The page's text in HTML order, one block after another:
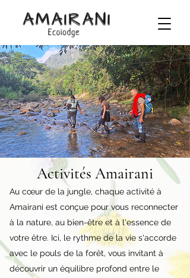
Activités Amairani
Au cœur de la jungle, chaque activité à
Amairani est conçue pour vous reconnecter
à la nature, au bien-être et à l'essence de
votre être. Ici, le rythme de la vie s'accorde
avec le pouls de la forêt, vous invitant à
découvrir un équilibre profond entre le